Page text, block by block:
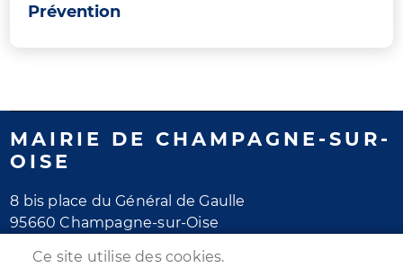
Prévention
MAIRIE DE CHAMPAGNE-SUR-
OISE
8 bis place du Général de Gaulle
95660 Champagne-sur-Oise
Ce site utilise des cookies.